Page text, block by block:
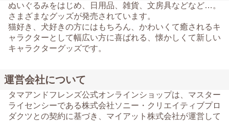
ぬいぐるみをはじめ、日用品、雑貨、文房具などなど…。
さまざまなグッズが発売されています。
猫好き、犬好きの方にはもちろん、かわいくて癒されるキ
ャラクターとして幅広い方に喜ばれる、懐かしくて新しい
キャラクターグッズです。
運営会社について
タマアンドフレンズ公式オンラインショップは、マスター
ライセンシーである株式会社ソニー・クリエイティブプロ
ダクツとの契約に基づき、マイアット株式会社が運営して